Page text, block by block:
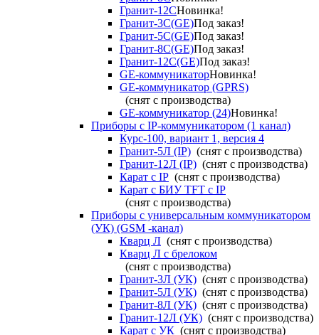
Гранит-12СНовинка!
Гранит-3С(GE)Под заказ!
Гранит-5С(GE)Под заказ!
Гранит-8С(GE)Под заказ!
Гранит-12С(GE)Под заказ!
GE-коммуникаторНовинка!
GE-коммуникатор (GPRS)
(снят с производства)
GE-коммуникатор (24)Новинка!
Приборы с IP-коммуникатором (1 канал)
Курс-100, вариант 1, версия 4
Гранит-5Л (IP) (снят с производства)
Гранит-12Л (IP) (снят с производства)
Карат с IP (снят с производства)
Карат с БИУ TFT с IP
(снят с производства)
Приборы с универсальным коммуникатором
(УК) (GSM -канал)
Кварц Л (снят с производства)
Кварц Л с брелоком
(снят с производства)
Гранит-3Л (УК) (снят с производства)
Гранит-5Л (УК) (снят с производства)
Гранит-8Л (УК) (снят с производства)
Гранит-12Л (УК) (снят с производства)
Карат с УК (снят с производства)